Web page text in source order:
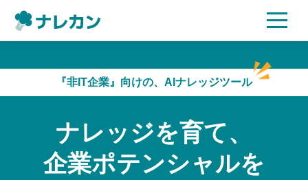
AI機能
ご利用企業様の声
セキュリティ
『非IT企業』向けの、AIナレッジツール
ナレッジを育て、
企業ポテンシャルを